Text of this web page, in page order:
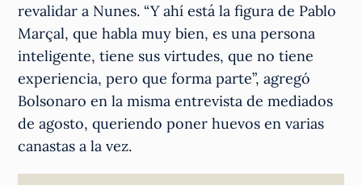
revalidar a Nunes. “Y ahí está la figura de Pablo
Marçal, que habla muy bien, es una persona
inteligente, tiene sus virtudes, que no tiene
experiencia, pero que forma parte”, agregó
Bolsonaro en la misma entrevista de mediados
de agosto, queriendo poner huevos en varias
canastas a la vez.